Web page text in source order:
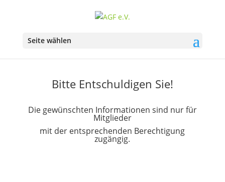
Seite wählen
Bitte Entschuldigen Sie!
Die gewünschten Informationen sind nur für
Mitglieder
mit der entsprechenden Berechtigung
zugängig.